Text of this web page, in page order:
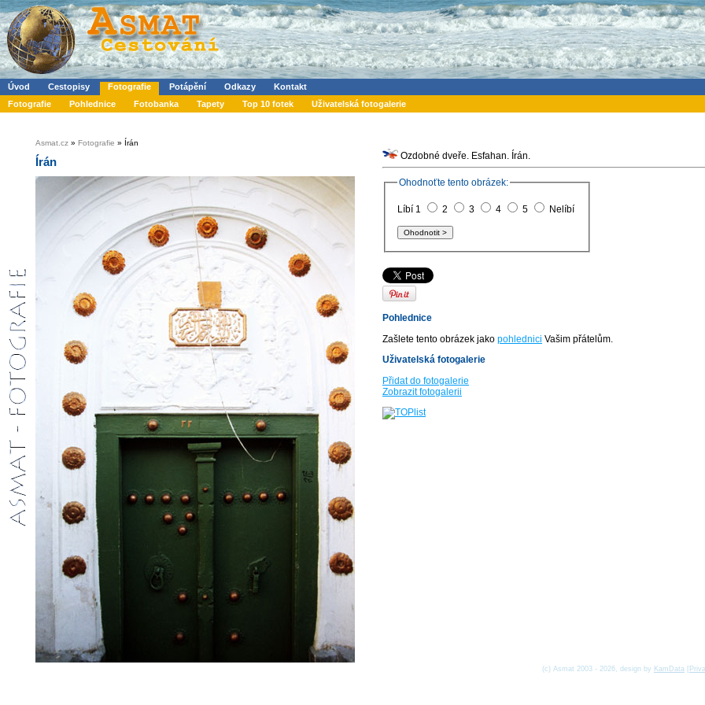
Úvod Cestopisy Fotografie Potápění Odkazy
Kontakt
Fotografie
Pohlednice Fotobanka Tapety Top 10 fotek Uživatelská fotogalerie
Asmat.cz » Fotografie » Írán
Írán Ozdobné dveře. Esfahan. Írán.
Ohodnoťte tento obrázek:
Líbí 1 2 3 4 5 Nelíbí
Pohlednice
Zašlete tento obrázek jako pohlednici Vašim přátelům.
Uživatelská fotogalerie
Přidat do fotogalerie
Zobrazit fotogalerii
(c) Asmat 2003 - 2026, design by KamData